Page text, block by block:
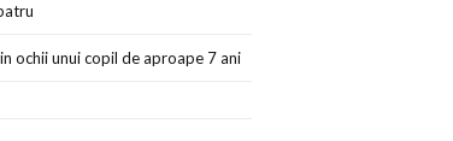
ochii unui copil de aproape 7 ani